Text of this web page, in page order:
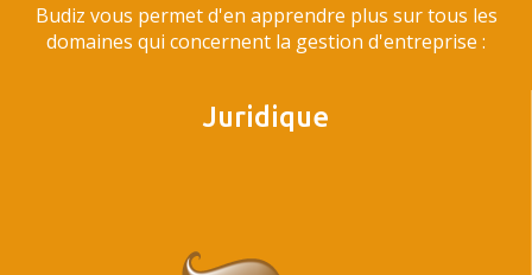
Budiz vous permet d'en apprendre plus sur tous les
domaines qui concernent la gestion d'entreprise :
Juridique